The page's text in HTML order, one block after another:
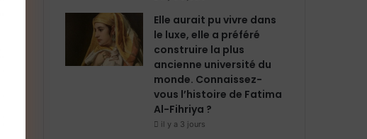
Elle aurait pu vivre dans
le luxe, elle a préféré
construire la plus
ancienne université du
monde. Connaissez-
vous l’histoire de Fatima
Al-Fihriya ?
il y a 3 jours